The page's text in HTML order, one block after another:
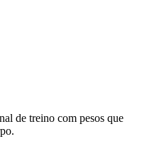
de treino com pesos que